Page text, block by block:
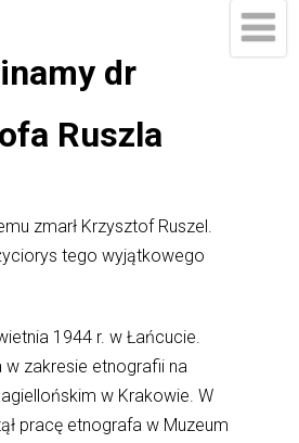
dr
Ruszla
zmarł Krzysztof Ruszel.
tego wyjątkowego
1944 r. w Łańcucie.
w zakresie etnografii na
w Krakowie. W
pracę etnografa w Muzeum